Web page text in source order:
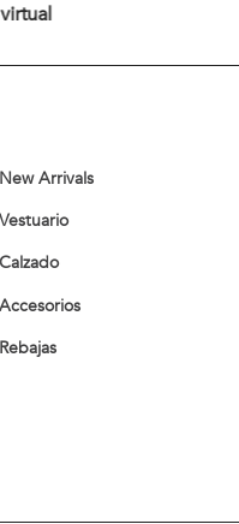
New Arrivals
Vestuario
Calzado
Accesorios
Rebajas